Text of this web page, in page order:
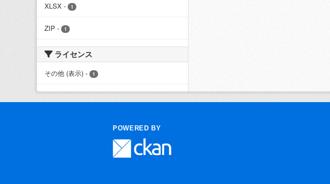
XLSX - 1
ZIP - 1
ライセンス
その他 (表示) - 1
POWERED BY